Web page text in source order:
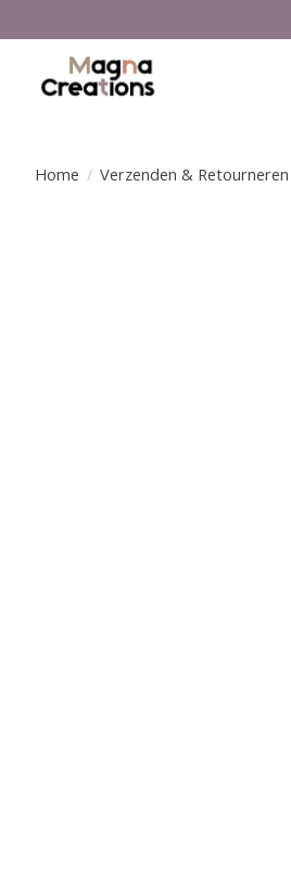
Home / Verzenden & Retourneren